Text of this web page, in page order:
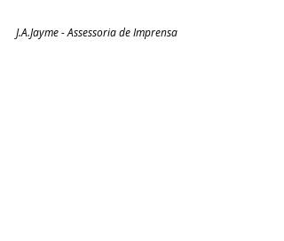
J.A.Jayme - Assessoria de Imprensa